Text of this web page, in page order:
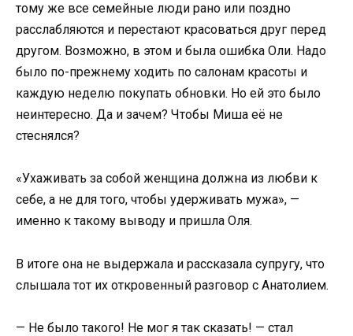
тому же все семейные люди рано или поздно
расслабляются и перестают красоваться друг перед
другом. Возможно, в этом и была ошибка Оли. Надо
было по-прежнему ходить по салонам красоты и
каждую неделю покупать обновки. Но ей это было
неинтересно. Да и зачем? Чтобы Миша её не
стеснялся?
«Ухаживать за собой женщина должна из любви к
себе, а не для того, чтобы удерживать мужа», —
именно к такому выводу и пришла Оля.
В итоге она не выдержала и рассказала супругу, что
слышала тот их откровенный разговор с Анатолием.
— Не было такого! Не мог я так сказать! — стал